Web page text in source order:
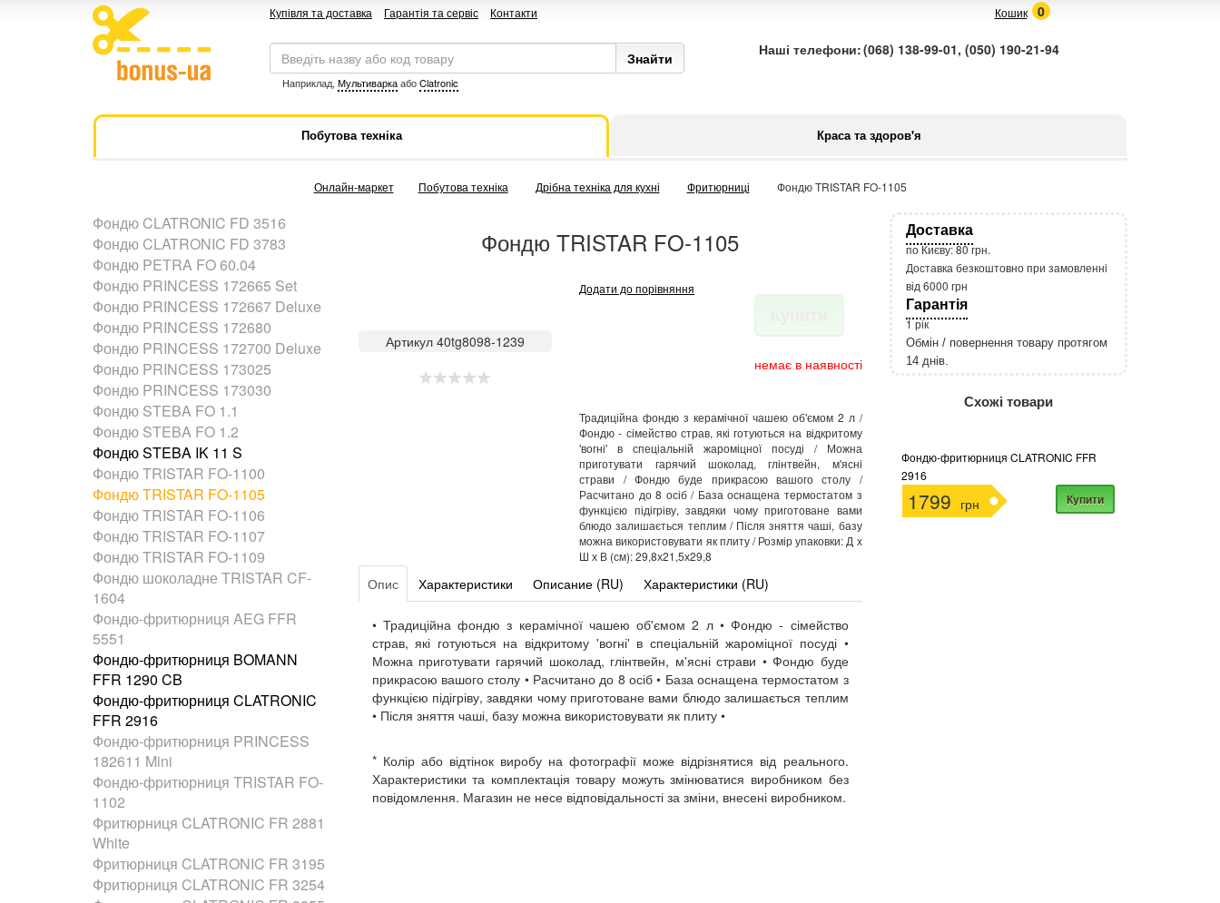
Купівля та доставка Гарантія та сервіс Контакти Кошик 0
Наприклад, МультиваркаабоClatronic
Наші телефони:(068) 138-99-01, (050) 190-21-94
Побутова техніка Краса та здоров'я
Онлайн-маркет Побутова техніка Дрібна техніка для кухні Фритюрниці Фондю TRISTAR FO-1105
Фондю CLATRONIC FD 3516
Фондю CLATRONIC FD 3783
Фондю PETRA FO 60.04
Фондю PRINCESS 172665 Set
Фондю PRINCESS 172667 Deluxe
Фондю PRINCESS 172680
Фондю PRINCESS 172700 Deluxe
Фондю PRINCESS 173025
Фондю PRINCESS 173030
Фондю STEBA FO 1.1
Фондю STEBA FO 1.2
Фондю STEBA IK 11 S
Фондю TRISTAR FO-1100
Фондю TRISTAR FO-1105
Фондю TRISTAR FO-1106
Фондю TRISTAR FO-1107
Фондю TRISTAR FO-1109
Фондю шоколадне TRISTAR CF-
1604
Фондю-фритюрниця AEG FFR
5551
Фондю-фритюрниця BOMANN
FFR 1290 CB
Фондю-фритюрниця CLATRONIC
FFR 2916
Фондю-фритюрниця PRINCESS
182611 Mini
Фондю-фритюрниця TRISTAR FO-
1102
Фритюрниця CLATRONIC FR 2881
White
Фритюрниця CLATRONIC FR 3195
Фритюрниця CLATRONIC FR 3254
Фондю TRISTAR FO-1105
Артикул 40tg8098-1239
Додати до порівняння
немає в наявності
Традиційна фондю з керамічної чашею об'ємом 2 л /
Фондю - сімейство страв, які готуються на відкритому
'вогні' в спеціальній жароміцної посуді / Можна
приготувати гарячий шоколад, глінтвейн, м'ясні
страви / Фондю буде прикрасою вашого столу /
Расчитано до 8 осіб / База оснащена термостатом з
функцією підігріву, завдяки чому приготоване вами
блюдо залишається теплим / Після зняття чаші, базу
можна використовувати як плиту / Розмір упаковки: Д х
Ш х В (см): 29,8х21,5х29,8
Опис Характеристики Описание (RU) Характеристики (RU)
• Традиційна фондю з керамічної чашею об'ємом 2 л • Фондю - сімейство
страв, які готуються на відкритому 'вогні' в спеціальній жароміцної посуді •
Можна приготувати гарячий шоколад, глінтвейн, м'ясні страви • Фондю буде
прикрасою вашого столу • Расчитано до 8 осіб • База оснащена термостатом з
функцією підігріву, завдяки чому приготоване вами блюдо залишається теплим
• Після зняття чаші, базу можна використовувати як плиту •
* Колір або відтінок виробу на фотографії може відрізнятися від реального.
Характеристики та комплектація товару можуть змінюватися виробником без
повідомлення. Магазин не несе відповідальності за зміни, внесені виробником.
Доставка
по Києву: 80 грн.
Доставка безкоштовно при замовленні
від 6000 грн
Гарантія
1 рік
Обмін / повернення товару протягом
14 днів.
Схожі товари
Фондю-фритюрниця CLATRONIC FFR
2916
1799 грн Купити